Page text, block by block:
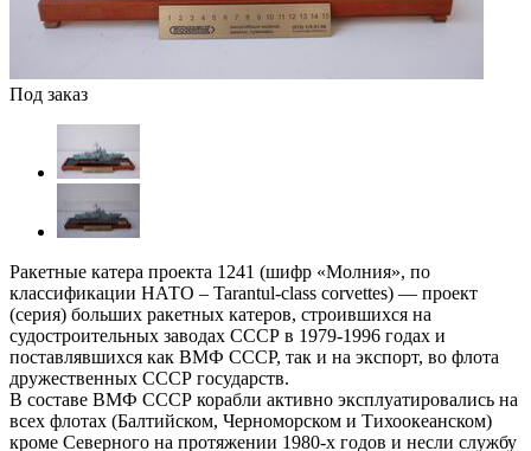
Под заказ
Ракетные катера проекта 1241 (шифр «Молния», по
классификации НАТО – Tarantul-class corvettes) — проект
(серия) больших ракетных катеров, строившихся на
судостроительных заводах СССР в 1979-1996 годах и
поставлявшихся как ВМФ СССР, так и на экспорт, во флота
дружественных СССР государств.
В составе ВМФ СССР корабли активно эксплуатировались на
всех флотах (Балтийском, Черноморском и Тихоокеанском)
кроме Северного на протяжении 1980-х годов и несли службу